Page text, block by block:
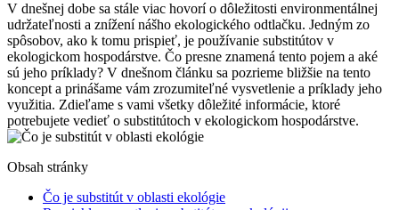
V dnešnej dobe sa stále viac hovorí o dôležitosti environmentálnej
udržateľnosti a znížení nášho ekologického odtlačku. Jedným zo
spôsobov, ako k tomu prispieť, je používanie substitútov v
ekologickom hospodárstve. Čo presne znamená tento pojem a aké
sú jeho príklady? V dnešnom článku sa pozrieme bližšie na tento
koncept a prinášame vám zrozumiteľné vysvetlenie a príklady jeho
využitia. Zdieľame s vami všetky dôležité informácie, ktoré
potrebujete vedieť o substitútoch v ekologickom hospodárstve.
Obsah stránky
Čo je substitút v oblasti ekológie